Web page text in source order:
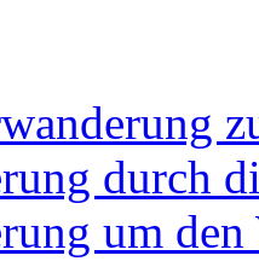
durch
um